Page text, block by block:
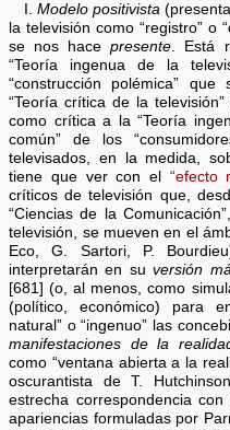
I. Modelo positivista
la televisión como “registro” o
se nos hacepresente. Está
“Teoría ingenua de la
“construcción polémica”
“Teoría crítica de la
como crítica a la “Teoría
común” de los
televisados, en la medida,
tiene que ver con el “efecto
críticos de televisión que,
“Ciencias de la
televisión, se mueven en el
Eco, G. Sartori, P.
interpretarán en suversión
[681] (o, al menos, como
(político, económico) para
natural” o “ingenuo” las
manifestaciones de la
como “ventana abierta a la
oscurantista de T.
estrecha correspondencia
apariencias formuladas por